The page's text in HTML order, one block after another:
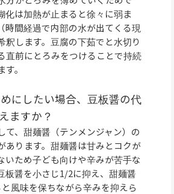
化は加熱が止まると徐々に弱ま
時間経過で内部の水が出てくる現
釈します。豆腐の下茹でと水切り
直前にとろみをつけることで持続
。
にしたい場合、豆板醤の代
ますか？
て、甜麺醤（テンメンジャン）の
あります。甜麺醤は甘みとコクが
いため子ども向けや辛みが苦手な
板醤を小さじ1/2に抑え、甜麺醤
風味を保ちながら辛みを抑えら